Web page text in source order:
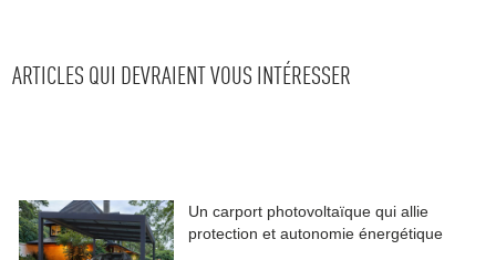
ARTICLES QUI DEVRAIENT VOUS INTÉRESSER
Un carport photovoltaïque qui allie
protection et autonomie énergétique